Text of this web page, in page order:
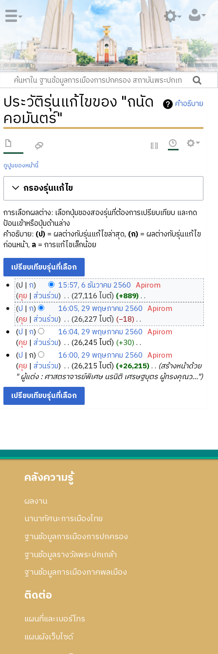
คำอธิบาย
ประวัติรุ่นแก้ไขของ "ถนัด
คอมันตร์"
ดูปูมของหน้านี้
กรองรุ่นแก้ไข
การเลือกผลต่าง: เลือกปุ่มของสองรุ่นที่ต้องการเปรียบเทียบ และกด
ป้อนเข้าหรือปุ่มด้านล่าง
คำอธิบาย: (ป)= ผลต่างกับรุ่นแก้ไขล่าสุด, (ก)= ผลต่างกับรุ่นแก้ไข
ก่อนหน้า, ล= การแก้ไขเล็กน้อย
ธั
ว
ค
5
0
ป ก 15:57, 6 ธันวาคม 2560 Apirom
คุย ส่วนร่วม ‎ 27,116 ไบต์ +889 ‎
ไ
ม่
มี
ค
ว
า
ม
อ
ก
ไ
9
ฤ
า
ม
0
ป ก 16:05, 29 พฤษภาคม 2560 Apirom
คุย ส่วนร่วม ‎ 26,227 ไบต์ −18 ‎
ไ
ม่
มี
ค
ว
ม
ย่
ร
แ
ป ก 16:04, 29 พฤษภาคม 2560 Apirom
คุย ส่วนร่วม ‎ 26,245 ไบต์ +30 ‎
ไ
ม่
มี
ค
ว
า
ก
า
ป ก 16:00, 29 พฤษภาคม 2560 Apirom
คุย ส่วนร่วม ‎ 26,215 ไบต์ +26,215 ‎
สร้างหน้าด้วย
" ผู้แต่ง : ศาสตราจารย์พิเศษ นรนิติ เศรษฐบุตร ผู้ทรงคุณว..."
คลังความรู้
ผลงาน
นานาทัศนะการเมืองไทย
ฐานข้อมูลการเมืองการปกครอง
ฐานข้อมูลรางวัลพระปกเกล้า
ฐานข้อมูลการเมืองภาคพลเมือง
ติดต่อ
แผนที่และเบอร์โทร
แผนผังเว็บไซด์